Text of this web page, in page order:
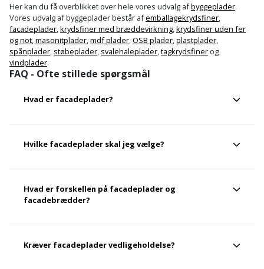
Her kan du få overblikket over hele vores udvalg afbyggeplader.
Vores udvalg af byggeplader består afemballagekrydsfiner,
facadeplader,krydsfiner med bræddevirkning,krydsfiner uden fer
og not,masonitplader,mdf plader,OSB plader,plastplader,
spånplader, støbeplader, svalehaleplader,tagkrydsfiner og
vindplader.
FAQ - Ofte stillede spørgsmål
Hvad er facadeplader?
Facadeplader er udvendige plader, der monteres på
bygningens facade for at beskytte konstruktionen og give
Hvilke facadeplader skal jeg vælge?
Du bør vælge facadeplader ud fra materiale, farve, overflade,
brandkrav, montering og vedligeholdelse. Hvis facaden er
udsat for meget vind og vejr, bør du vælge plader, der er
Hvad er forskellen på facadeplader og
facadebrædder?
Facadeplader dækker typisk større flader og giver et mere
sammenhængende udtryk, mens facadebrædder ofte giver
Kræver facadeplader vedligeholdelse?